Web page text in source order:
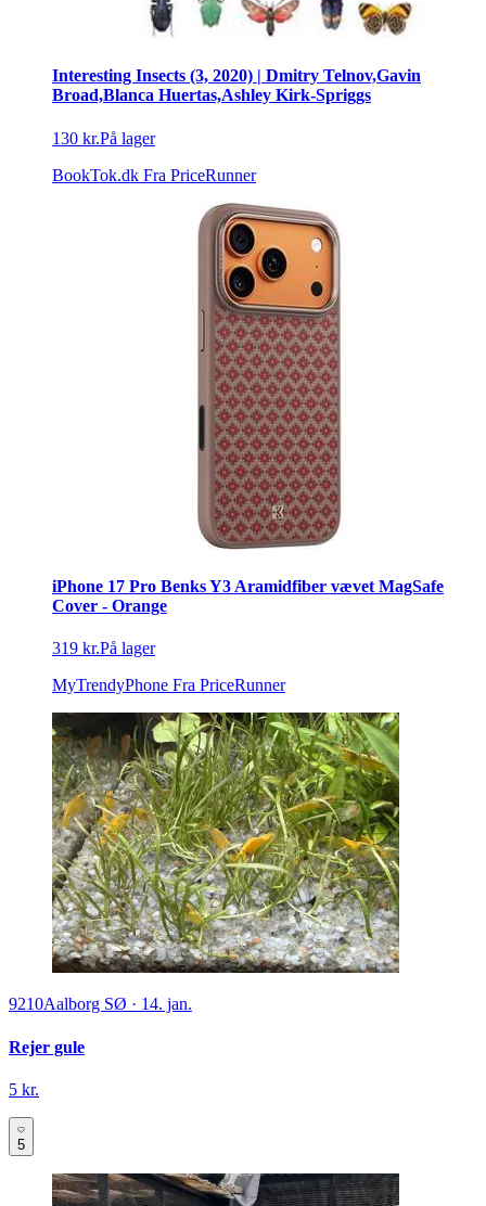
Interesting Insects (3, 2020) | Dmitry Telnov,Gavin
Broad,Blanca Huertas,Ashley Kirk-Spriggs
130 kr.På lager
BookTok.dk Fra PriceRunner
iPhone 17 Pro Benks Y3 Aramidfiber vævet MagSafe
Cover - Orange
319 kr.På lager
MyTrendyPhone Fra PriceRunner
9210Aalborg SØ · 14. jan.
Rejer gule
5 kr.
5